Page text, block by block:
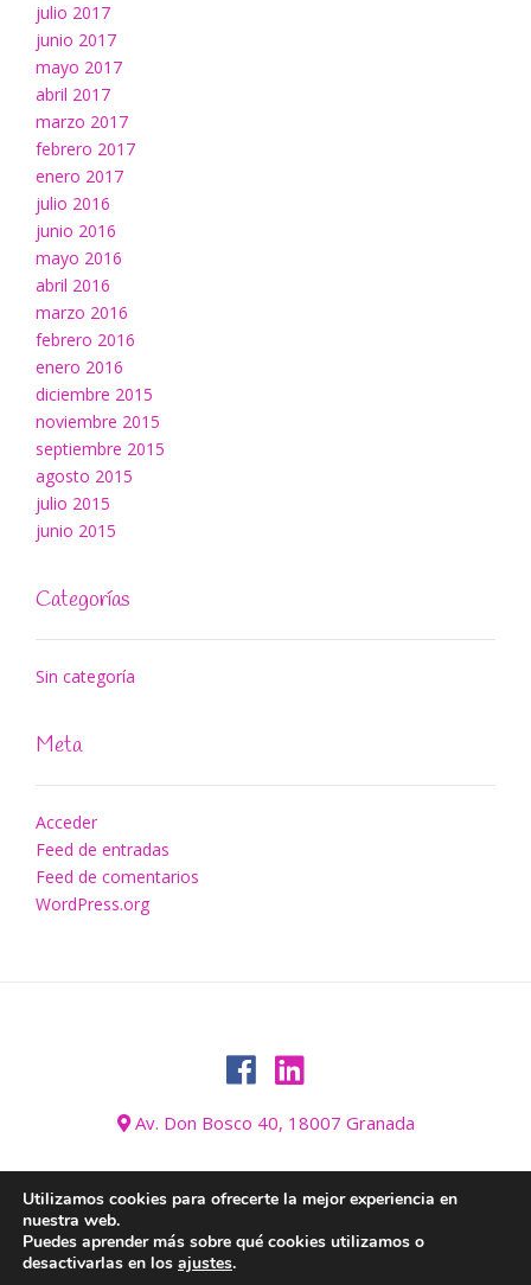
julio 2017
junio 2017
mayo 2017
abril 2017
marzo 2017
febrero 2017
enero 2017
julio 2016
junio 2016
mayo 2016
abril 2016
marzo 2016
febrero 2016
enero 2016
diciembre 2015
noviembre 2015
septiembre 2015
agosto 2015
julio 2015
junio 2015
Categorías
Sin categoría
Meta
Acceder
Feed de entradas
Feed de comentarios
WordPress.org
Av. Don Bosco 40, 18007 Granada
AVISO LEGAL
HOGAR
INFORMACIÓN SOBRE COOKIES
Utilizamos cookies para ofrecerte la mejor experiencia en
nuestra web.
Puedes aprender más sobre qué cookies utilizamos o
desactivarlas en los ajustes.